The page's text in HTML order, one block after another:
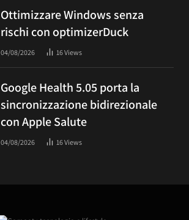
Ottimizzare Windows senza
rischi con optimizerDuck
04/08/2026 16Views
Google Health 5.05 porta la
sincronizzazione bidirezionale
con Apple Salute
04/08/2026 16Views